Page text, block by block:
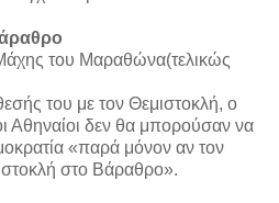
του Μαραθώνα(τελικώς
του με τον Θεμιστοκλή, ο
Αθηναίοι δεν θα μπορούσαν να
«παρά μόνον αν τον
στο Βάραθρο».